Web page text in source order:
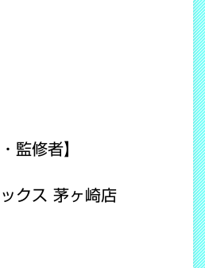
監修者】
クス 茅ヶ崎店